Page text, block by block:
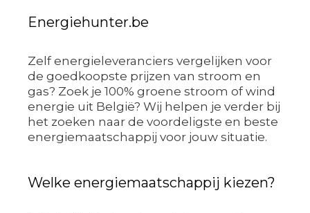
Energiehunter.be
Zelf energieleveranciers vergelijken voor
de goedkoopste prijzen van stroom en
gas? Zoek je 100% groene stroom of wind
energie uit België? Wij helpen je verder bij
het zoeken naar de voordeligste en beste
energiemaatschappij voor jouw situatie.
Welke energiemaatschappij kiezen?